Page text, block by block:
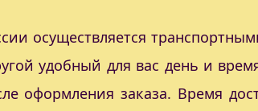
осуществляется
удобный для вас день и
оформления заказа. Время